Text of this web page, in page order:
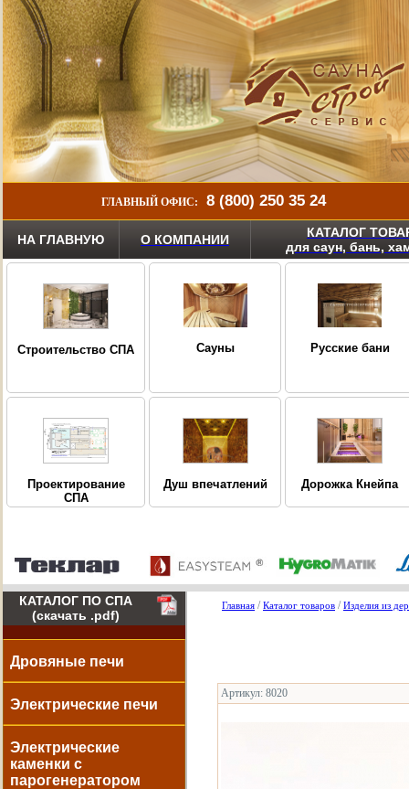
ГЛАВНЫЙ ОФИС: 8 (800) 250 35 24
НА ГЛАВНУЮ О КОМПАНИИ
КАТАЛОГ
для саун, бань,
Строительство СПА Сауны Русские бани
Проектирование
СПА
Душ впечатлений Дорожка Кнейпа
КАТАЛОГ ПО СПА
(скачать .pdf)
Дровяные печи
Электрические печи
Электрические
каменки с
парогенератором
Главная /Каталог товаров /Изделия из
Артикул: 8020